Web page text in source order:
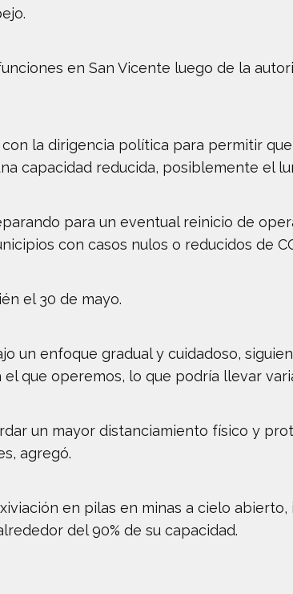
en San Vicente luego de la
la dirigencia política para permitir
capacidad reducida, posiblemente el
para un eventual reinicio de
con casos nulos o reducidos de
el 30 de mayo.
un enfoque gradual y cuidadoso,
que operemos, lo que podría llevar
un mayor distanciamiento físico y
agregó.
en pilas en minas a cielo
del 90% de su capacidad.